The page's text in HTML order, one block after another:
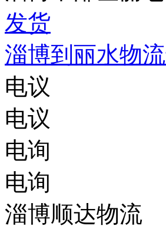
发货
淄博到丽水物
电议
电议
电询
电询
淄博顺达物流